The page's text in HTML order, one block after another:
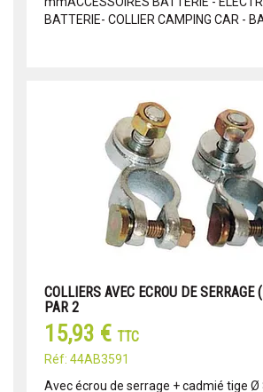
BATTERIE- COLLIER CAMPING CAR -
COLLIERS AVEC ECROU DE
PAR 2
15,93 € TTC
Réf: 44AB3591
Avec écrou de serrage + cadmié tige Ø